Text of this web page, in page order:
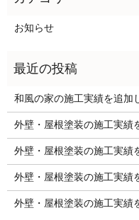
お知らせ
和風の家の施工実績を追加
外壁・屋根塗装の施工実績
外壁・屋根塗装の施工実績
外壁・屋根塗装の施工実績
外壁・屋根塗装の施工実績